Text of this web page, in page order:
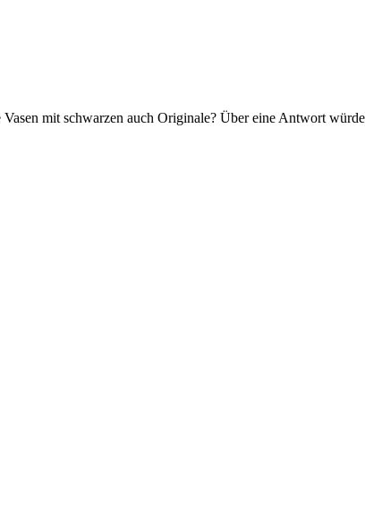
mit schwarzen auch Originale? Über eine Antwort